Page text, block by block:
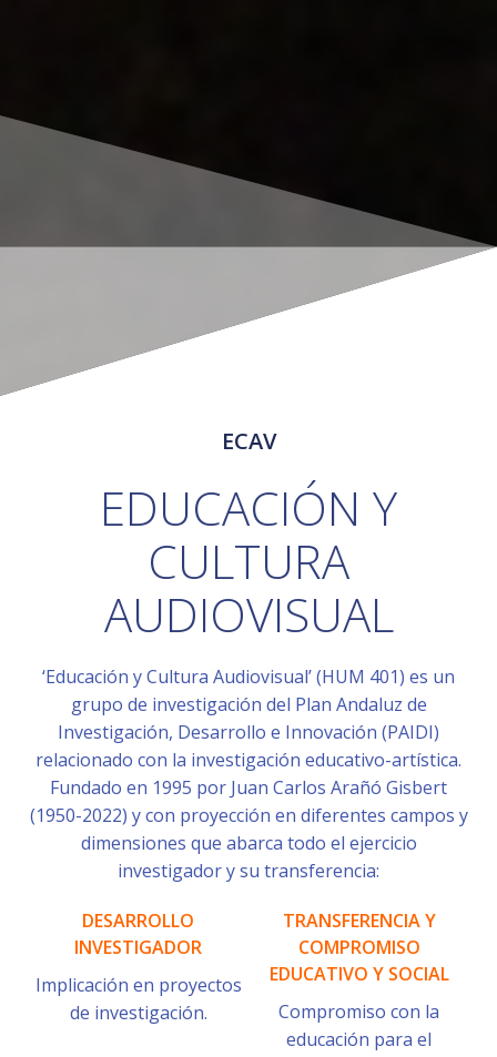
ECAV
EDUCACIÓN Y
CULTURA
AUDIOVISUAL
‘Educación y Cultura Audiovisual’ (HUM 401) es un
grupo de investigación del Plan Andaluz de
Investigación, Desarrollo e Innovación (PAIDI)
relacionado con la investigación educativo-artística.
Fundado en 1995 por Juan Carlos Arañó Gisbert
(1950-2022) y con proyección en diferentes campos y
dimensiones que abarca todo el ejercicio
investigador y su transferencia:
DESARROLLO
INVESTIGADOR
Implicación en proyectos
de investigación.
TRANSFERENCIA Y
COMPROMISO
EDUCATIVO Y SOCIAL
Compromiso con la
educación para el